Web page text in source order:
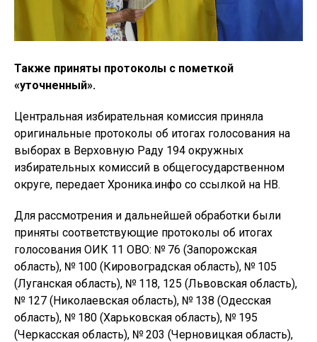
Также приняты протоколы с пометкой
«уточненный».
Центральная избирательная комиссия приняла
оригинальные протоколы об итогах голосования на
выборах в Верховную Раду 194 окружных
избирательных комиссий в общегосударственном
округе, передает Хроника.инфо со ссылкой на НВ.
Для рассмотрения и дальнейшей обработки были
приняты соответствующие протоколы об итогах
голосования ОИК 11 ОВО: № 76 (Запорожская
область), № 100 (Кировоградская область), № 105
(Луганская область), № 118, 125 (Львовская область),
№ 127 (Николаевская область), № 138 (Одесская
область), № 180 (Харьковская область), № 195
(Черкасская область), № 203 (Черновицкая область),